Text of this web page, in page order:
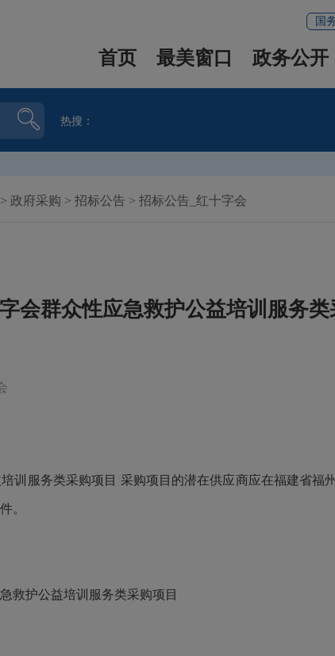
国
首页 最美窗口 政务公开
热搜：
> 政府采购 > 招标公告 > 招标公告_红十字会
会群众性应急救护公益培训服务
训服务类采购项目 采购项目的潜在供应商应在福建省福
。
救护公益培训服务类采购项目